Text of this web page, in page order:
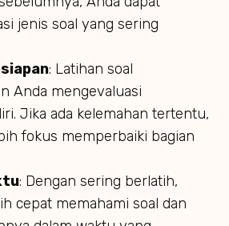
jenis soal yang sering
: Latihan soal
Anda mengevaluasi
Jika ada kelemahan tertentu,
fokus memperbaiki bagian
: Dengan sering berlatih,
cepat memahami soal dan